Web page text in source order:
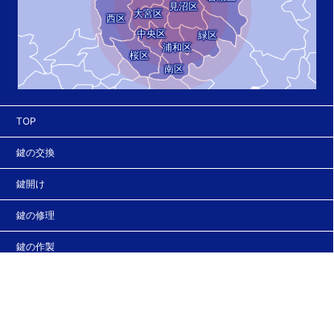
西区
大宮区
中央区
桜区
見沼区
緑区
浦和区
南区
TOP
鍵の交換
鍵開け
鍵の修理
鍵の作製